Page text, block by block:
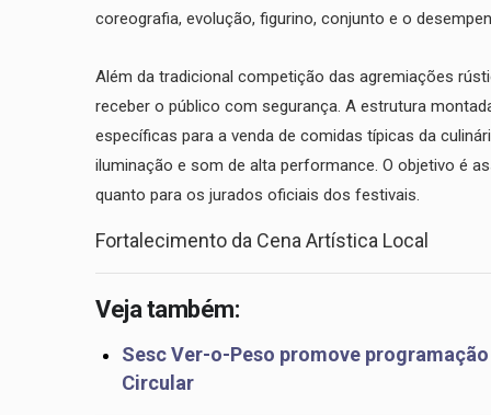
coreografia, evolução, figurino, conjunto e o
​Além da tradicional competição das agremiações
receber o público com segurança. A estrutura
específicas para a venda de comidas típicas da
iluminação e som de alta performance. O objetivo é
quanto para os jurados oficiais dos festivais.
​Fortalecimento da Cena Artística Local
Veja também:
​Sesc Ver-o-Peso promove
Circular